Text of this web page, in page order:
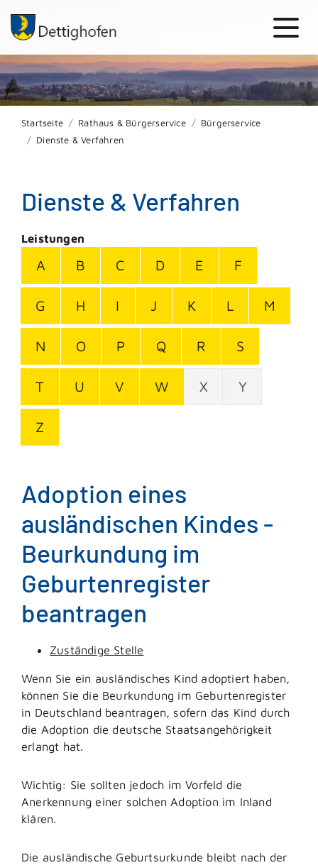
Startseite Rathaus & Bürgerservice
Bürgerservice
Dienste & Verfahren
Dienste & Verfahren
Leistungen
A B C D E F
G H I J K L M
N O P Q R S
T U V W X Y
Z
Adoption eines
ausländischen Kindes -
Beurkundung im
Geburtenregister
beantragen
Zuständige Stelle
Wenn Sie ein ausländisches Kind adoptiert haben,
können Sie die Beurkundung im Geburtenregister
in Deutschland beantragen, sofern das Kind durch
die Adoption die deutsche Staatsangehörigkeit
erlangt hat.
Wichtig: Sie sollten jedoch im Vorfeld die
Anerkennung einer solchen Adoption im Inland
klären.
Die ausländische Geburtsurkunde bleibt nach der